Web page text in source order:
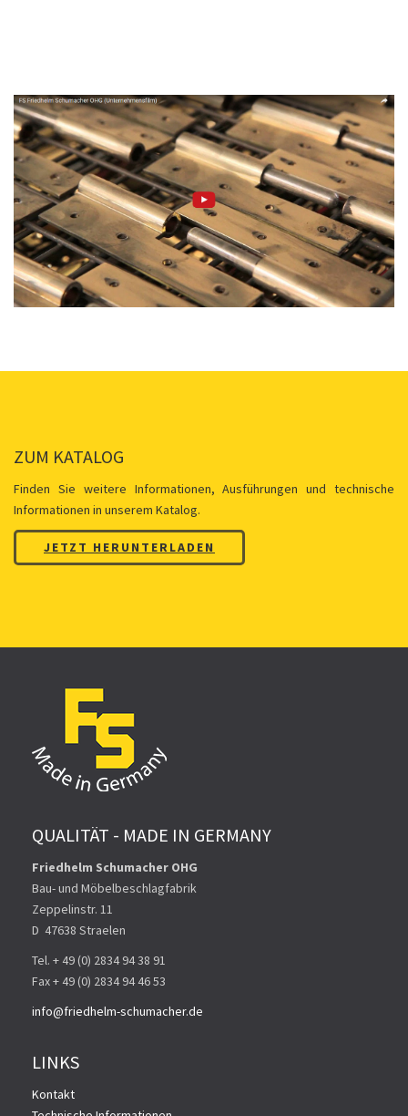
ZUM KATALOG
Finden Sie weitere Informationen, Ausführungen und technische
Informationen in unserem Katalog.
JETZT HERUNTERLADEN
QUALITÄT - MADE IN GERMANY
Friedhelm Schumacher OHG
Bau- und Möbelbeschlagfabrik
Zeppelinstr. 11
D ­ 47638 Straelen
Tel. + 49 (0) 2834 94 38 91
Fax + 49 (0) 2834 94 46 53
info@friedhelm-schumacher.de
LINKS
Kontakt